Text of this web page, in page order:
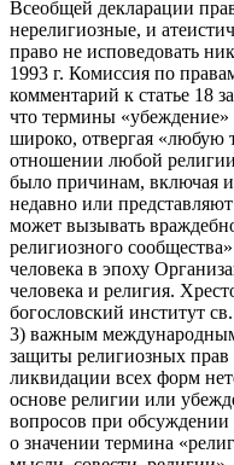
Всеобщей декларации
нерелигиозные, и
право не исповедовать
1993 г. Комиссия по
комментарий к статье 18
что термины «убеждение»
широко, отвергая
отношении любой
было причинам, включая
недавно или
может вызывать
религиозного
человека в эпоху
человека и религия.
богословский институт
3) важным
защиты религиозных
ликвидации всех форм
основе религии или
вопросов при
о значении термина